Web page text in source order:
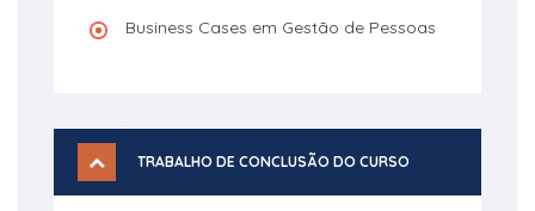
Business Cases em Gestão de Pessoas
TRABALHO DE CONCLUSÃO DO CURSO